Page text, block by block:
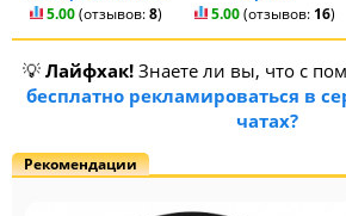
5.00(отзывов:8)
5.00(отзывов: 16)
💡 Лайфхак! Знаете ли вы, что с
бесплатно рекламироваться в
чатах?
Рекомендации